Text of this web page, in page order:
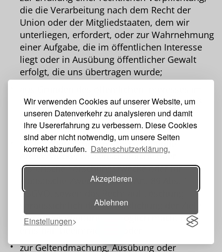
Wir verwenden Cookies auf unserer Website, um
unseren Datenverkehr zu analysieren und damit
ihre Usererfahrung zu verbessern. Diese Cookies
sind aber nicht notwendig, um unsere Seiten
korrekt abzurufen. Datenschutzerklärung.
Akzeptieren
Ablehnen
Einstellungen
die die Verarbeitung nach dem Recht der
Union oder der Mitgliedstaaten, dem wir
unterliegen, erfordert, oder zur Wahrnehmung
einer Aufgabe, die im öffentlichen Interesse
liegt oder in Ausübung öffentlicher Gewalt
erfolgt, die uns übertragen wurde;
Bereich der öffentlichen Gesundheit gemäß
Art. 9 Abs. 2 lit. h und i sowie Art. 9 Abs. 3
DSGVO;
für im öffentlichen Interesse liegende
Archivzwecke, wissenschaftliche oder
historische Forschungszwecke oder für
statistische Zwecke gemäß Art. 89 Abs. 1
DSGVO, soweit das Recht auf Löschung
voraussichtlich die Verwirklichung der Ziele
dieser Verarbeitung unmöglich macht oder
zur Geltendmachung, Ausübung oder